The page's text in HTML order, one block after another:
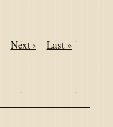
Next
Next ›
Last
Last »